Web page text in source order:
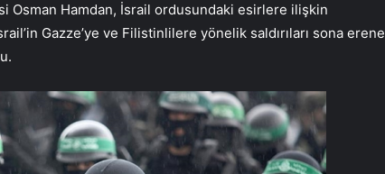
Osman Hamdan, İsrail ordusundaki esirlere ilişkin
Gazze’ye ve Filistinlilere yönelik saldırıları sona erene